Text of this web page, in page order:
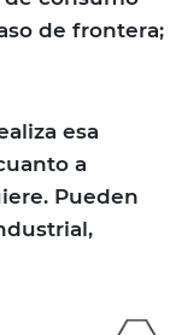
de frontera;
esa
a
Pueden